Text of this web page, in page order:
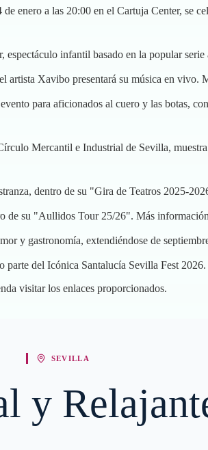
de enero a las 20:00 en el Cartuja Center, se
infantil basado en la popular serie
artista Xavibo presentará su música en vivo.
para aficionados al cuero y las botas,
Mercantil e Industrial de Sevilla,
dentro de su "Gira de Teatros 2025-
de su "Aullidos Tour 25/26". Más información
y gastronomía, extendiéndose de
parte del Icónica Santalucía Sevilla Fest 2026.
visitar los enlaces proporcionados.
SEVILLA
y